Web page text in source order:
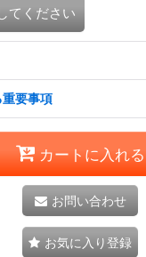
てください
要事項
カートに入れる
お問い合わせ
お気に入り登録